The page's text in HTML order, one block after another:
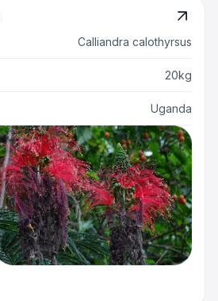
Calliandra calothyrsus
20kg
Uganda